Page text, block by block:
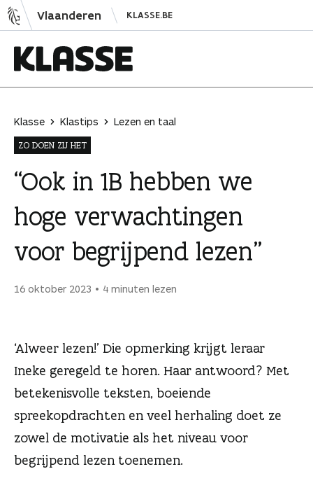
N
a
Vlaanderen KLASSE.BE
a
s
s
e
Klasse Klastips
Lezen en taal
ZO DOEN ZIJ HET
“Ook in 1B hebben we
hoge verwachtingen
voor begrijpend lezen”
16 oktober 2023 4 minuten lezen
‘Alweer lezen!’ Die opmerking krijgt leraar
Ineke geregeld te horen. Haar antwoord? Met
betekenisvolle teksten, boeiende
spreekopdrachten en veel herhaling doet ze
zowel de motivatie als het niveau voor
begrijpend lezen toenemen.